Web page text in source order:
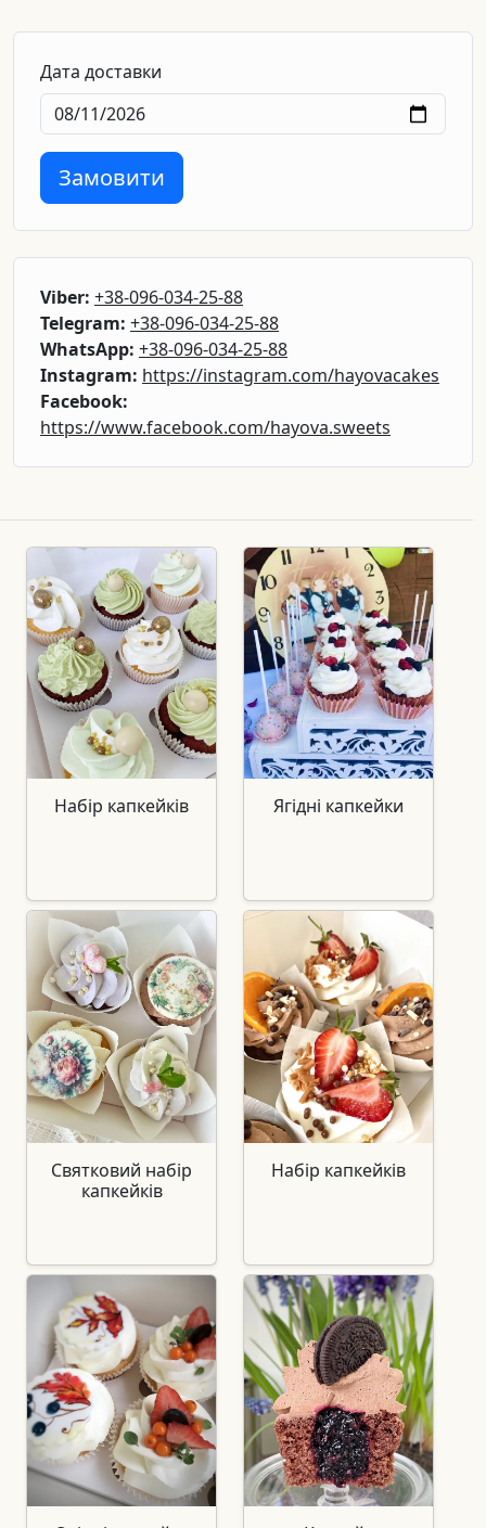
Дата доставки
Замовити
Viber: +38-096-034-25-88
Telegram: +38-096-034-25-88
WhatsApp: +38-096-034-25-88
Instagram: https://instagram.com/hayovacakes
Facebook:
https://www.facebook.com/hayova.sweets
Набір капкейків Ягідні капкейки
Святковий набір
капкейків
Набір капкейків